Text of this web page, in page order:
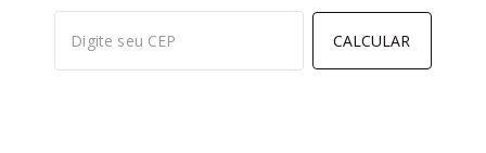
CALCULAR